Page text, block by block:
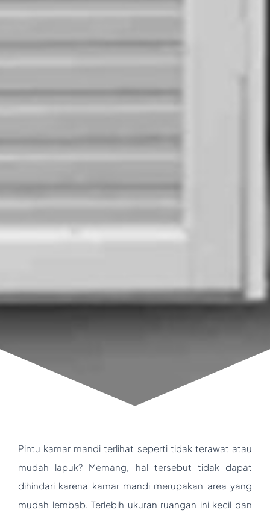
Pintu kamar mandi terlihat seperti tidak terawat atau
mudah lapuk? Memang, hal tersebut tidak dapat
dihindari karena kamar mandi merupakan area yang
mudah lembab. Terlebih ukuran ruangan ini kecil dan